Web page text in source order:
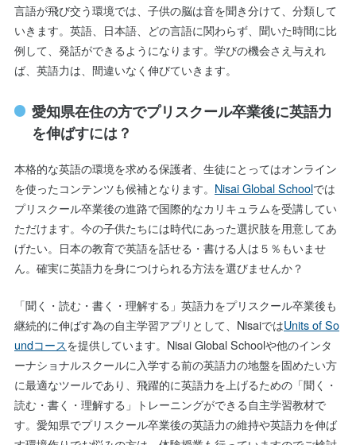
言語が飛び交う環境では、子供の脳は音を聞き分けて、分類して
いきます。英語、日本語、どの言語に関わらず、聞いた時間に比
例して、発話ができるようになります。学びの機会さえ与えれ
ば、英語力は、間違いなく伸びていきます。
愛知県在住の方でプリスクール卒業後に英語力
を伸ばすには？
本格的な英語の環境を求める保護者、生徒にとってはオンライン
を使ったコンテンツも候補となります。 Nisai Global Schoolでは
プリスクール卒業後の進路で国際的なカリキュラムを受講してい
ただけます。今の子供たちには時代にあった選択肢を用意してあ
げたい。日本の教育で英語を話せる・書ける人は５％もいませ
ん。確実に英語力を身につけられる方法を選びませんか？
「聞く・読む・書く・理解する」英語力をプリスクール卒業後も
継続的に伸ばす為の自主学習アプリとして、NisaiではUnits of So
undコースを提供しています。Nisai Global Schoolや他のインタ
ーナショナルスクールに入学する前の英語力の地盤を固めたい方
に最適なツールであり、飛躍的に英語力を上げるための「聞く・
読む・書く・理解する」トレーニングができる自主学習教材で
す。愛知県でプリスクール卒業後の英語力の維持や英語力を伸ば